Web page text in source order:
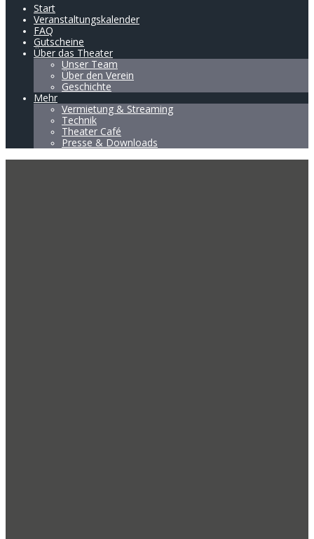
Start
Veranstaltungskalender
FAQ
Gutscheine
Über das Theater
Unser Team
Über den Verein
Geschichte
Mehr
Vermietung & Streaming
Technik
Theater Café
Presse & Downloads